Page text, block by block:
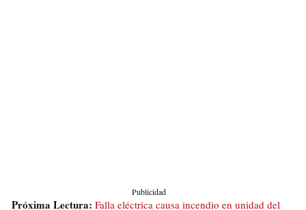
Publicidad
Próxima Lectura: Falla eléctrica causa incendio en unidad del